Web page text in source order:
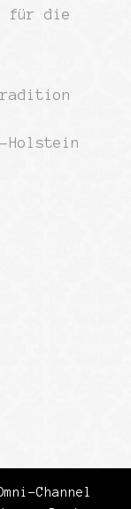
für die
Holstein
Channel